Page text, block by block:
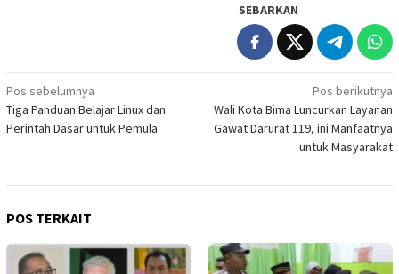
SEBARKAN
Navigasi
pos
Pos sebelumnya
Tiga Panduan Belajar Linux dan
Perintah Dasar untuk Pemula
Pos berikutnya
Wali Kota Bima Luncurkan Layanan
Gawat Darurat 119, ini Manfaatnya
untuk Masyarakat
POS TERKAIT